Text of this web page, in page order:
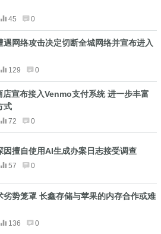
45 0
遇网络攻击决定切断全城网络并宣布进入
129 0
宣布接入Venmo支付系统 进一步丰富
式
72 0
因擅自使用AI生成办案日志接受调查
57 0
劣势笼罩 长鑫存储与苹果的内存合作或难
136 0